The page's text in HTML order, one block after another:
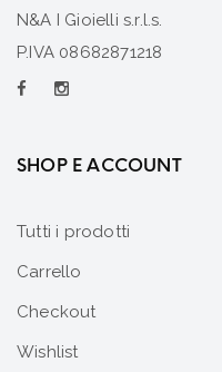
N&A I Gioielli s.r.l.s.
P.IVA 08682871218
SHOP E ACCOUNT
Tutti i prodotti
Carrello
Checkout
Wishlist